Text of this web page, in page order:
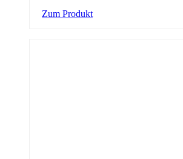
Zum Produkt